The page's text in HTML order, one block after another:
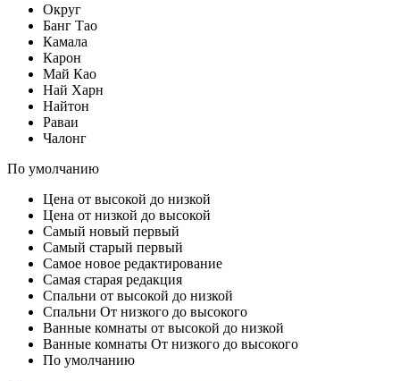
Округ
Банг Тао
Камала
Карон
Май Као
Най Харн
Найтон
Раваи
Чалонг
По умолчанию
Цена от высокой до низкой
Цена от низкой до высокой
Самый новый первый
Самый старый первый
Самое новое редактирование
Самая старая редакция
Спальни от высокой до низкой
Спальни От низкого до высокого
Ванные комнаты от высокой до низкой
Ванные комнаты От низкого до высокого
По умолчанию